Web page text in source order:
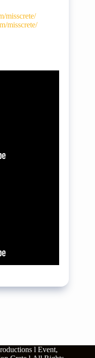
misscrete/
misscrete/
l Event,